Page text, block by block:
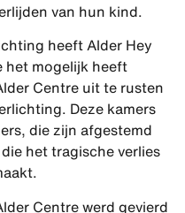
van hun kind.
heeft Alder Hey
het mogelijk heeft
Centre uit te rusten
Deze kamers
die zijn afgestemd
het tragische verlies
Centre werd gevierd